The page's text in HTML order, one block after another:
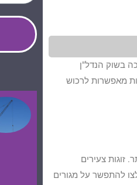
בשוק הנדל"ן
מאפשרות לרכוש
אף יותר. זוגות צעירים
להתפשר על מגורים